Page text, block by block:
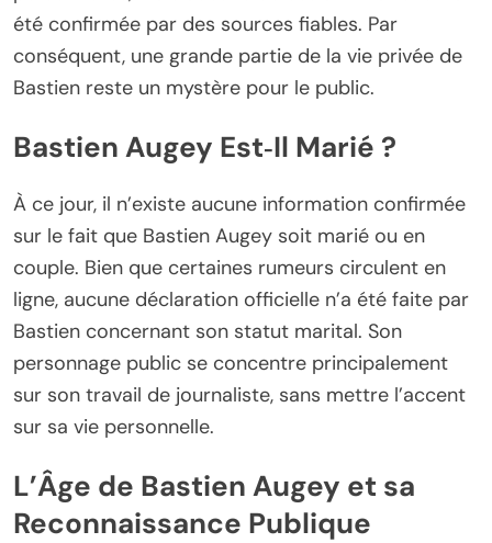
été confirmée par des sources fiables. Par
conséquent, une grande partie de la vie privée de
Bastien reste un mystère pour le public.
Bastien Augey Est‑Il Marié ?
À ce jour, il n’existe aucune information confirmée
sur le fait que Bastien Augey soit marié ou en
couple. Bien que certaines rumeurs circulent en
ligne, aucune déclaration officielle n’a été faite par
Bastien concernant son statut marital. Son
personnage public se concentre principalement
sur son travail de journaliste, sans mettre l’accent
sur sa vie personnelle.
L’Âge de Bastien Augey et sa
Reconnaissance Publique